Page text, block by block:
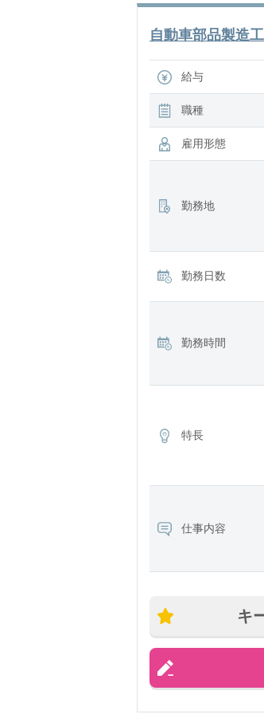
自動車部品製造
給与
職種
雇用形態
勤務地
勤務日数
勤務時間
特長
仕事内容
キ